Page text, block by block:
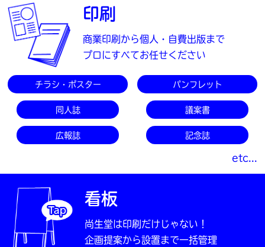
印刷
商業印刷から個人・自費出版まで
プロにすべてお任せください
チラシ・ポスター パンフレット
同人誌
広報誌
議案書
記念誌
etc...
看板
尚生堂は印刷だけじゃない！
企画提案から設置まで一括管理